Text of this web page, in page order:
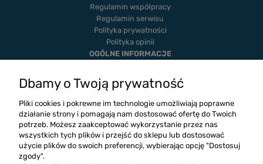
Regulamin współpracy
Regulamin serwisu
Polityka prywatności
Polityka opinii
OGÓLNE INFORMACJE
Twoje zamówienia
Ustawienia konta
Blog
Dbamy o Twoją prywatność
Pliki cookies i pokrewne im technologie umożliwiają poprawne
działanie strony i pomagają nam dostosować ofertę do Twoich
potrzeb. Możesz zaakceptować wykorzystanie przez nas
wszystkich tych plików i przejść do sklepu lub dostosować
użycie plików do swoich preferencji, wybierając opcję "Dostosuj
zgody".